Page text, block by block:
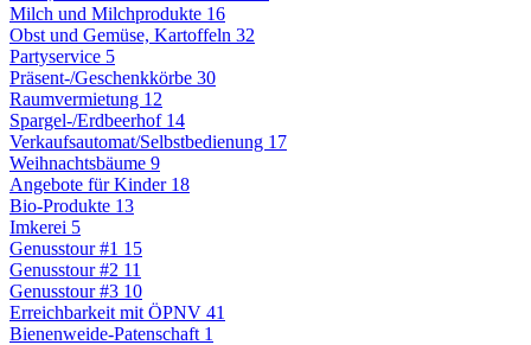
Milch und Milchprodukte 16
Obst und Gemüse, Kartoffeln 32
Partyservice 5
Präsent-/Geschenkkörbe 30
Raumvermietung 12
Spargel-/Erdbeerhof 14
Verkaufsautomat/Selbstbedienung 17
Weihnachtsbäume 9
Angebote für Kinder 18
Bio-Produkte 13
Imkerei 5
Genusstour #1 15
Genusstour #2 11
Genusstour #3 10
Erreichbarkeit mit ÖPNV 41
Bienenweide-Patenschaft 1